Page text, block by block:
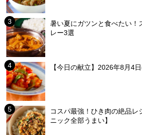
暑い夏にガツンと食べたい！
レー3選
【今日の献立】2026年8月4
コスパ最強！ひき肉の絶品レ
ニック全部うまい】